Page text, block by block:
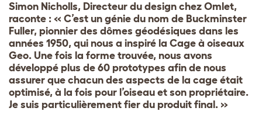
Simon Nicholls, Directeur du design chez Omlet,
raconte : « C’est un génie du nom de Buckminster
Fuller, pionnier des dômes géodésiques dans les
années 1950, qui nous a inspiré la Cage à oiseaux
Geo. Une fois la forme trouvée, nous avons
développé plus de 60 prototypes afin de nous
assurer que chacun des aspects de la cage était
optimisé, à la fois pour l’oiseau et son propriétaire.
Je suis particulièrement fier du produit final. »